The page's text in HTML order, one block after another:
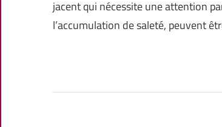
jacent qui nécessite une attention
l’accumulation de saleté, peuvent